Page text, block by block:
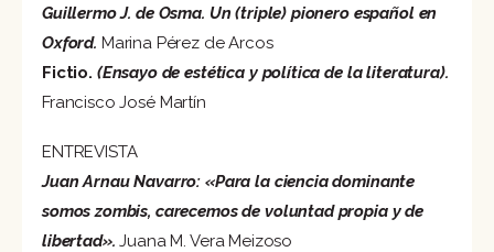
Guillermo J. de Osma. Un (triple) pionero español en
Oxford. Marina Pérez de Arcos
Fictio. (Ensayo de estética y política de la literatura).
Francisco José Martín
ENTREVISTA
Juan Arnau Navarro: «Para la ciencia dominante
somos zombis, carecemos de voluntad propia y de
libertad». Juana M. Vera Meizoso